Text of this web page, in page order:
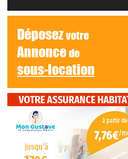
Déposezvotre
Annoncede
sous-location